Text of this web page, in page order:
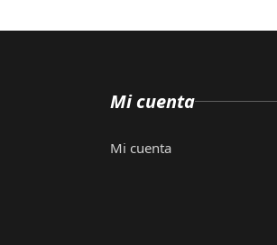
Mi cuenta
Mi cuenta